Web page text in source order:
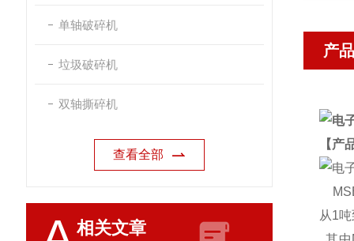
单轴破碎机
垃圾破碎机
双轴撕碎机
查看全部
相关文章
产
【产
从1